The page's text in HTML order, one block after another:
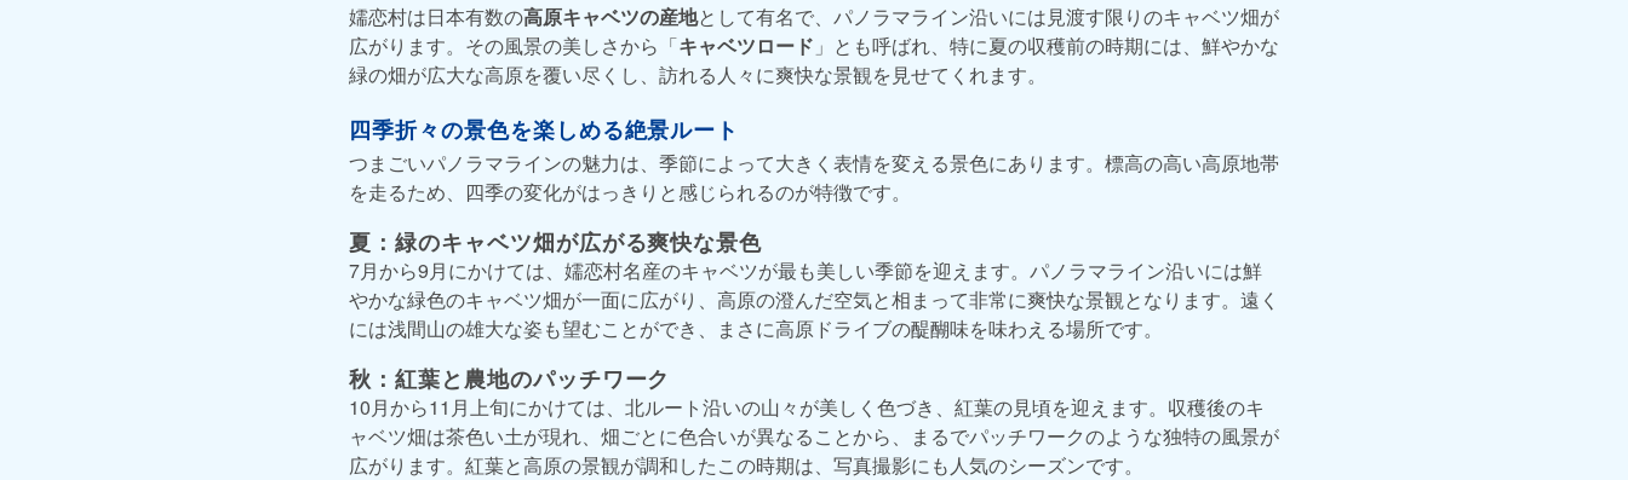
嬬恋村は日本有数の高原キャベツの産地として有名で、パノラマライン沿いには見渡す限りのキャベツ畑が
広がります。その風景の美しさから「キャベツロード 」とも呼ばれ、特に夏の収穫前の時期には、鮮やかな
緑の畑が広大な高原を覆い尽くし、訪れる人々に爽快な景観を見せてくれます。
四季折々の景色を楽しめる絶景ルート
つまごいパノラマラインの魅力は、季節によって大きく表情を変える景色にあります。標高の高い高原地帯
を走るため、四季の変化がはっきりと感じられるのが特徴です。
夏：緑のキャベツ畑が広がる爽快な景色
7月から9月にかけては、嬬恋村名産のキャベツが最も美しい季節を迎えます。パノラマライン沿いには鮮
やかな緑色のキャベツ畑が一面に広がり、高原の澄んだ空気と相まって非常に爽快な景観となります。遠く
には浅間山の雄大な姿も望むことができ、まさに高原ドライブの醍醐味を味わえる場所です。
秋：紅葉と農地のパッチワーク
10月から11月上旬にかけては、北ルート沿いの山々が美しく色づき、紅葉の見頃を迎えます。収穫後のキ
ャベツ畑は茶色い土が現れ、畑ごとに色合いが異なることから、まるでパッチワークのような独特の風景が
広がります。紅葉と高原の景観が調和したこの時期は、写真撮影にも人気のシーズンです。